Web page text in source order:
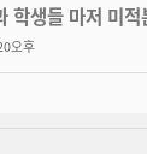
생들 마저 미적
오후